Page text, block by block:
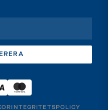
INTEGRITETSPOLICY